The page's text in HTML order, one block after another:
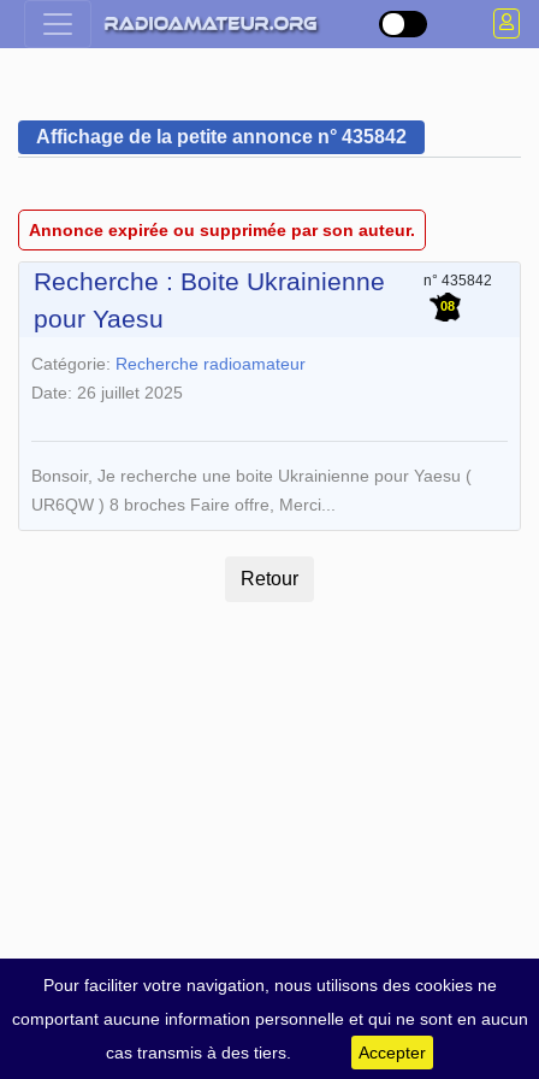
Pour faciliter votre navigation, nous utilisons des cookies ne
comportant aucune information personnelle et qui ne sont en aucun
cas transmis à des tiers.
Accepter
Affichage de la petite annonce n° 435842
Annonce expirée ou supprimée par son auteur.
Recherche : Boite Ukrainienne
pour Yaesu
n° 435842
08
Catégorie: Recherche radioamateur
Date: 26 juillet 2025
Bonsoir, Je recherche une boite Ukrainienne pour Yaesu (
UR6QW ) 8 broches Faire offre, Merci...